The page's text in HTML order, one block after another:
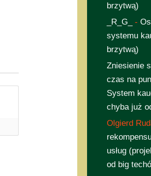
brzytwą)
_R_G_
-
systemu
brzytwą)
Zniesienie
czas na
System
chyba już
Olgierd
usług
od big